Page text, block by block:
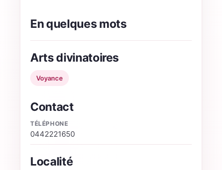
En quelques mots
Arts divinatoires
Voyance
Contact
TÉLÉPHONE
0442221650
Localité